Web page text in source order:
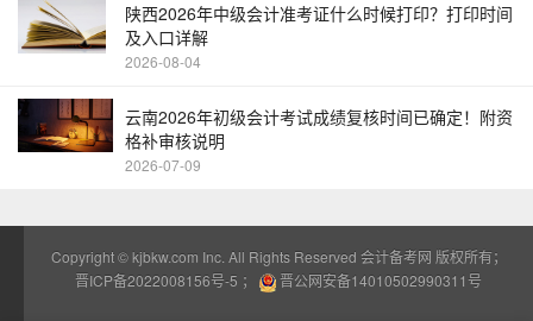
陕西2026年中级会计准考证什么时候打印？打印时间
及入口详解
2026-08-04
云南2026年初级会计考试成绩复核时间已确定！附资
格补审核说明
2026-07-09
Copyright ©kjbkw.com Inc. All Rights Reserved 会计备考网 版权所有；
晋ICP备2022008156号-5 ； 晋公网安备14010502990311号